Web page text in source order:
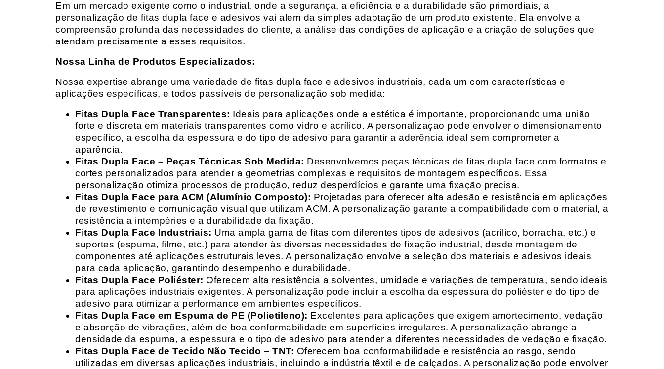
Em um mercado exigente como o industrial, onde a segurança, a eficiência e a durabilidade são primordiais, a
personalização de fitas dupla face e adesivos vai além da simples adaptação de um produto existente. Ela envolve a
compreensão profunda das necessidades do cliente, a análise das condições de aplicação e a criação de soluções que
atendam precisamente a esses requisitos.
Nossa Linha de Produtos Especializados:
Nossa expertise abrange uma variedade de fitas dupla face e adesivos industriais, cada um com características e
aplicações específicas, e todos passíveis de personalização sob medida:
Fitas Dupla Face Transparentes: Ideais para aplicações onde a estética é importante, proporcionando uma união
forte e discreta em materiais transparentes como vidro e acrílico. A personalização pode envolver o dimensionamento
específico, a escolha da espessura e do tipo de adesivo para garantir a aderência ideal sem comprometer a
aparência.
Fitas Dupla Face – Peças Técnicas Sob Medida: Desenvolvemos peças técnicas de fitas dupla face com formatos e
cortes personalizados para atender a geometrias complexas e requisitos de montagem específicos. Essa
personalização otimiza processos de produção, reduz desperdícios e garante uma fixação precisa.
Fitas Dupla Face para ACM (Alumínio Composto): Projetadas para oferecer alta adesão e resistência em aplicações
de revestimento e comunicação visual que utilizam ACM. A personalização garante a compatibilidade com o material, a
resistência a intempéries e a durabilidade da fixação.
Fitas Dupla Face Industriais: Uma ampla gama de fitas com diferentes tipos de adesivos (acrílico, borracha, etc.) e
suportes (espuma, filme, etc.) para atender às diversas necessidades de fixação industrial, desde montagem de
componentes até aplicações estruturais leves. A personalização envolve a seleção dos materiais e adesivos ideais
para cada aplicação, garantindo desempenho e durabilidade.
Fitas Dupla Face Poliéster: Oferecem alta resistência a solventes, umidade e variações de temperatura, sendo ideais
para aplicações industriais exigentes. A personalização pode incluir a escolha da espessura do poliéster e do tipo de
adesivo para otimizar a performance em ambientes específicos.
Fitas Dupla Face em Espuma de PE (Polietileno): Excelentes para aplicações que exigem amortecimento, vedação
e absorção de vibrações, além de boa conformabilidade em superfícies irregulares. A personalização abrange a
densidade da espuma, a espessura e o tipo de adesivo para atender a diferentes necessidades de vedação e fixação.
Fitas Dupla Face de Tecido Não Tecido – TNT: Oferecem boa conformabilidade e resistência ao rasgo, sendo
utilizadas em diversas aplicações industriais, incluindo a indústria têxtil e de calçados. A personalização pode envolver